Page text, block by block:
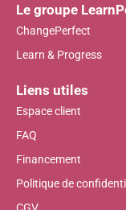
Le groupe
ChangePerfect
Learn & Progress
Liens utiles
Espace client
FAQ
Financement
Politique de
CGV